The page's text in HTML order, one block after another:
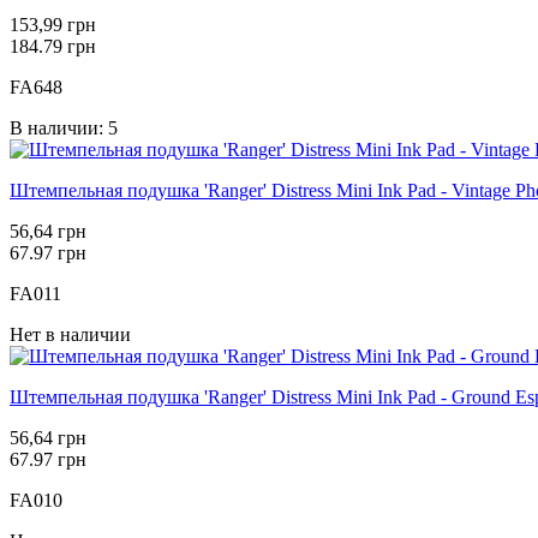
153,99 грн
184.79 грн
FA648
В наличии: 5
Штемпельная подушка 'Ranger' Distress Mini Ink Pad - Vintage
56,64 грн
67.97 грн
FA011
Нет в наличии
Штемпельная подушка 'Ranger' Distress Mini Ink Pad - Ground
56,64 грн
67.97 грн
FA010